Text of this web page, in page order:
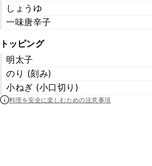
しょうゆ
一味唐辛子
トッピング
明太子
のり (刻み)
小ねぎ (小口切り)
料理を安全に楽しむための注意事項